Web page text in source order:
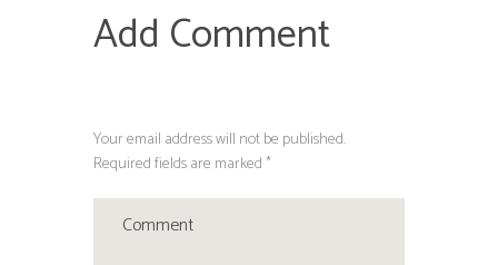
Add Comment
Your email address will not be published.
Required fields are marked *